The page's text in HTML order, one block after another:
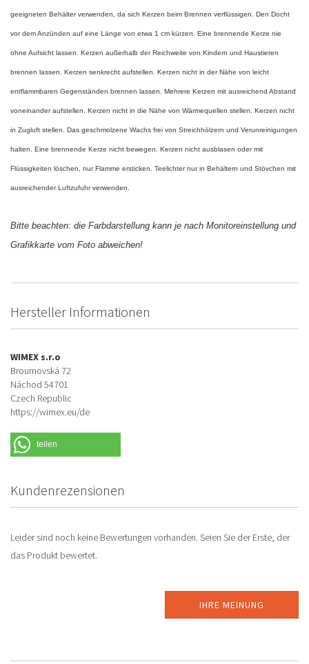
geeigneten Behälter verwenden, da sich Kerzen beim Brennen verflüssigen. Den Docht
vor dem Anzünden auf eine Länge von etwa 1 cm kürzen. Eine brennende Kerze nie
ohne Aufsicht lassen. Kerzen außerhalb der Reichweite von Kindern und Haustieren
brennen lassen. Kerzen senkrecht aufstellen. Kerzen nicht in der Nähe von leicht
entflammbaren Gegenständen brennen lassen. Mehrere Kerzen mit ausreichend Abstand
voneinander aufstellen. Kerzen nicht in die Nähe von Wärmequellen stellen. Kerzen nicht
in Zugluft stellen. Das geschmolzene Wachs frei von Streichhölzern und Verunreinigungen
halten. Eine brennende Kerze nicht bewegen. Kerzen nicht ausblasen oder mit
Flüssigkeiten löschen, nur Flamme ersticken. Teelichter nur in Behältern und Stövchen mit
ausreichender Luftzufuhr verwenden.
Bitte beachten: die Farbdarstellung kann je nach Monitoreinstellung und
Grafikkarte vom Foto abweichen!
Hersteller Informationen
WIMEX s.r.o
Broumovská 72
Náchod 54701
Czech Republic
https://wimex.eu/de
teilen
Kundenrezensionen
Leider sind noch keine Bewertungen vorhanden. Seien Sie der Erste, der
das Produkt bewertet.
IHRE MEINUNG